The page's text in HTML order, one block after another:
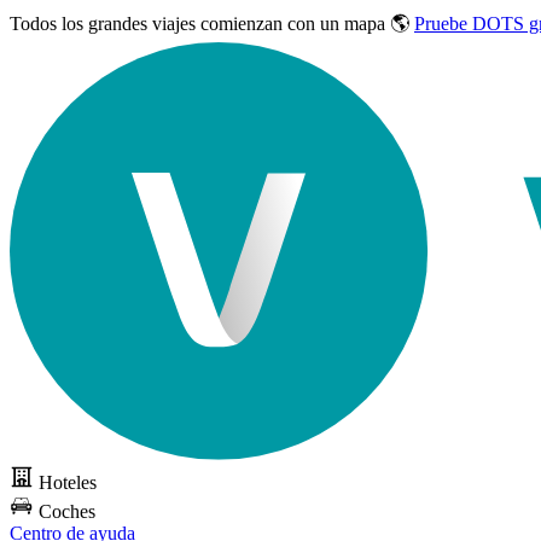
Todos los grandes viajes comienzan con un mapa 🌎 Pruebe DOTS
Hoteles
Coches
Centro de ayuda